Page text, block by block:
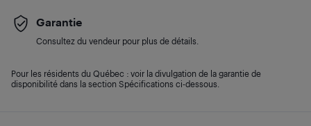
Garantie
Consultez du vendeur pour plus de détails.
Pour les résidents du Québec : voir la divulgation de la garantie de
disponibilité dans la section Spécifications ci-dessous.